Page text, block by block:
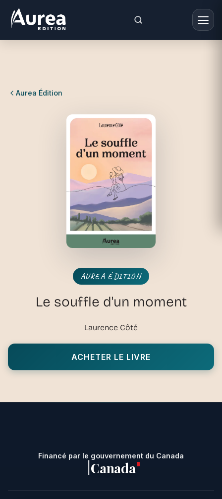
Aurea Édition
AUREA ÉDITION
Le souffle d'un moment
Laurence Côté
ACHETER LE LIVRE
Financé par le gouvernement du Canada
Canada